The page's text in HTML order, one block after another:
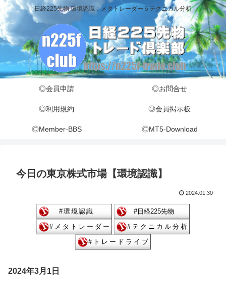
日経225先物 環境認識：メタトレーダー５テクニカル分析
◎会員申請 ◎お問合せ
◎利用規約 ◎会員掲示板
◎Member-BBS ◎MT5-Download
今日の東京株式市場【環境認識】
2024.01.30
2024年3月1日